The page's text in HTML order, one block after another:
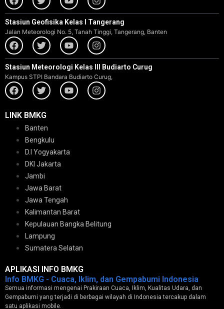
Stasiun Geofisika Kelas I Tangerang
Jalan Meteorologi No. 5, Tanah Tinggi, Tangerang, Banten
Stasiun Meteorologi Kelas III Budiarto Curug
Kampus STPI Bandara Budiarto Curug,
LINK BMKG
Banten
Bengkulu
D.I Yogyakarta
DKI Jakarta
Jambi
Jawa Barat
Jawa Tengah
Kalimantan Barat
Kepulauan Bangka Belitung
Lampung
Sumatera Selatan
APLIKASI INFO BMKG
Info BMKG - Cuaca, Iklim, dan Gempabumi Indonesia
Semua informasi mengenai Prakiraan Cuaca, Iklim, Kualitas Udara, dan
Gempabumi yang terjadi di berbagai wilayah di Indonesia tercakup dalam
satu aplikasi mobile.